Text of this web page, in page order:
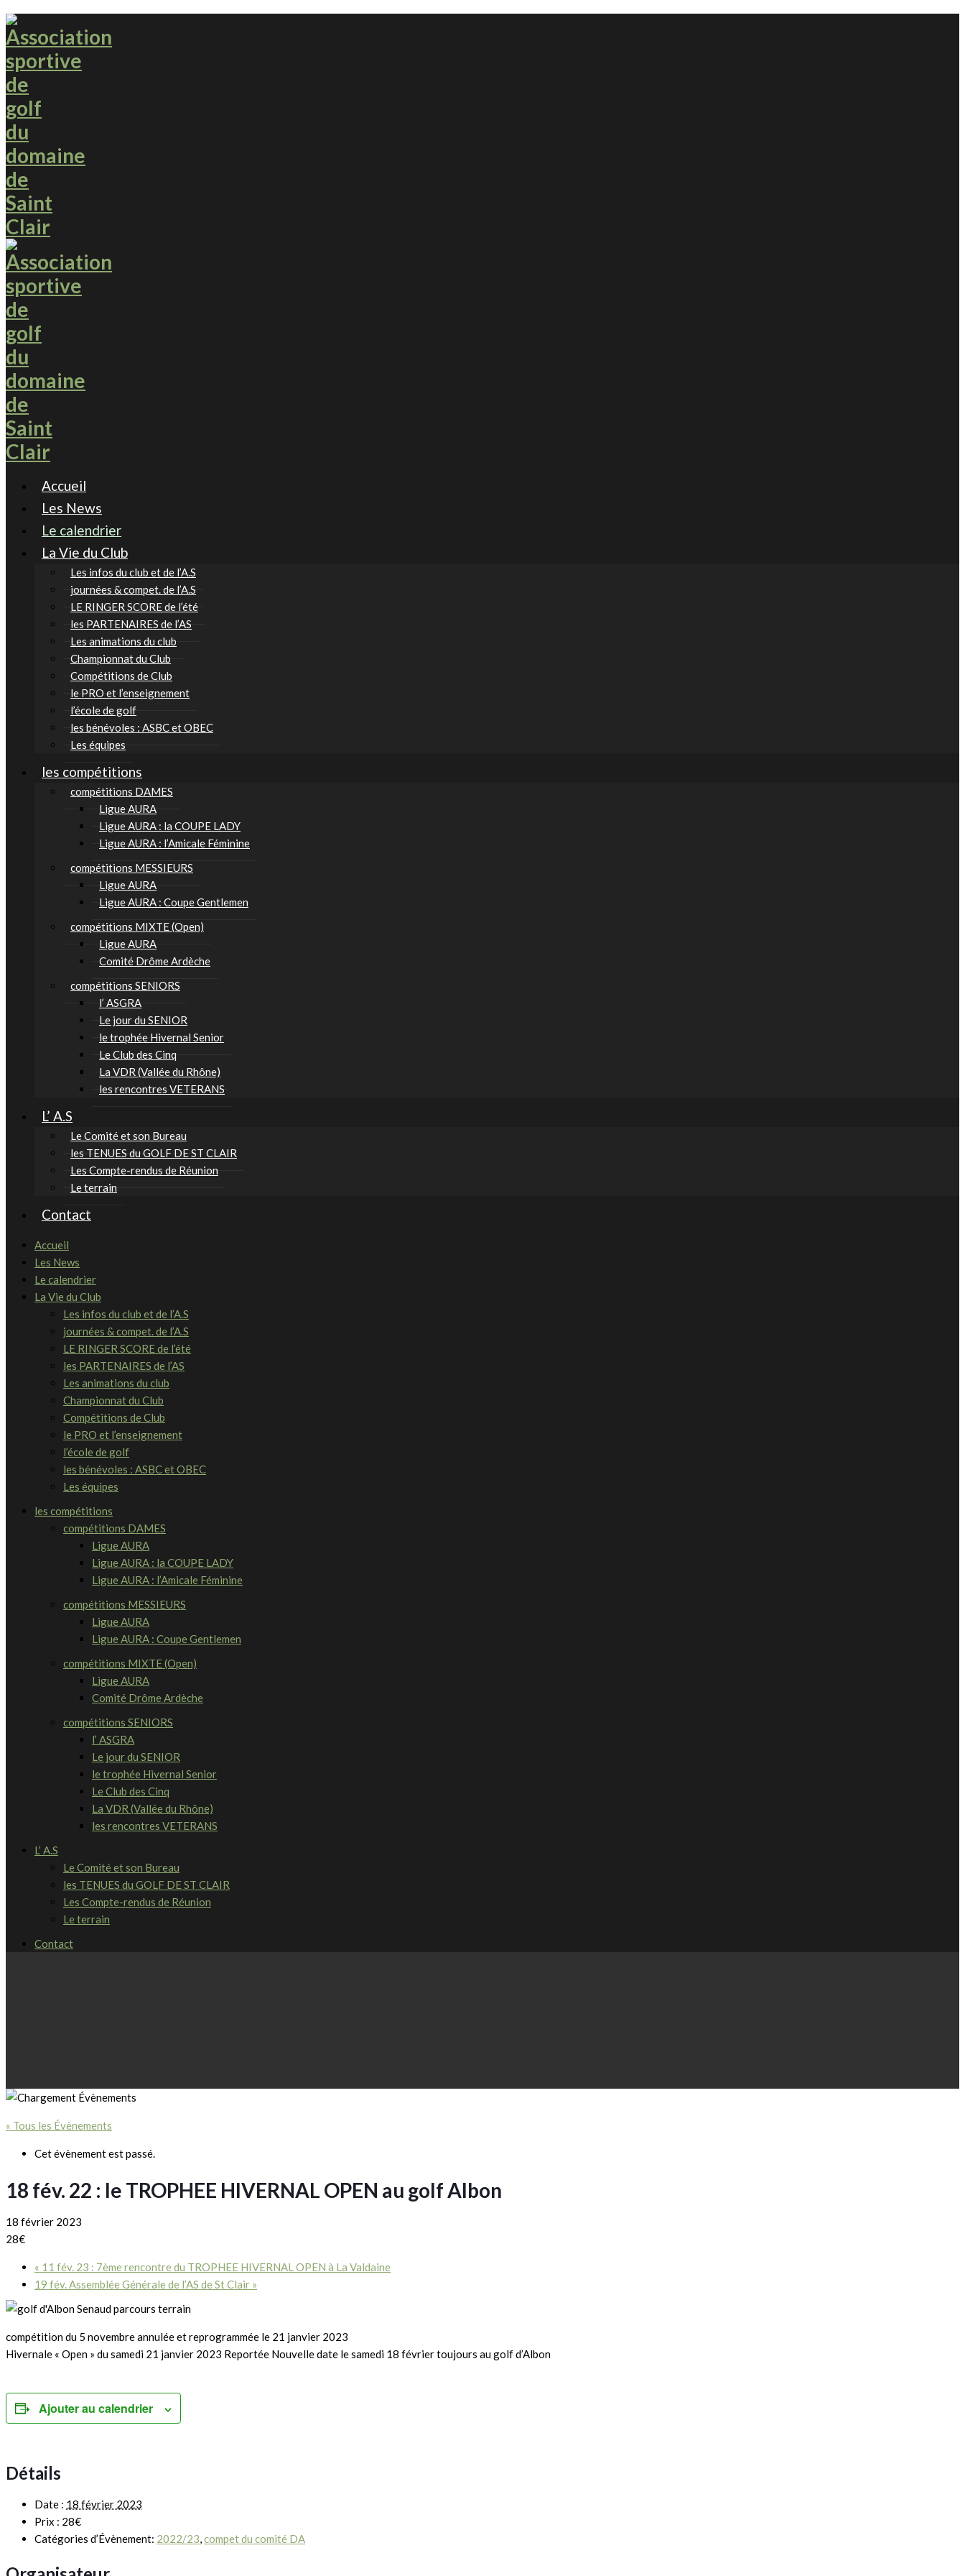
Accueil
Les News
Le calendrier
La Vie du Club
Les infos du club et de l’A.S
journées & compet. de l’A.S
LE RINGER SCORE de l’été
les PARTENAIRES de l’AS
Les animations du club
Championnat du Club
Compétitions de Club
le PRO et l’enseignement
l’école de golf
les bénévoles : ASBC et OBEC
Les équipes
les compétitions
compétitions DAMES
Ligue AURA
Ligue AURA : la COUPE LADY
Ligue AURA : l’Amicale Féminine
compétitions MESSIEURS
Ligue AURA
Ligue AURA : Coupe Gentlemen
compétitions MIXTE (Open)
Ligue AURA
Comité Drôme Ardèche
compétitions SENIORS
l’ ASGRA
Le jour du SENIOR
le trophée Hivernal Senior
Le Club des Cinq
La VDR (Vallée du Rhône)
les rencontres VETERANS
L’ A.S
Le Comité et son Bureau
les TENUES du GOLF DE ST CLAIR
Les Compte-rendus de Réunion
Le terrain
Contact
Accueil
Les News
Le calendrier
La Vie du Club
Les infos du club et de l’A.S
journées & compet. de l’A.S
LE RINGER SCORE de l’été
les PARTENAIRES de l’AS
Les animations du club
Championnat du Club
Compétitions de Club
le PRO et l’enseignement
l’école de golf
les bénévoles : ASBC et OBEC
Les équipes
les compétitions
compétitions DAMES
Ligue AURA
Ligue AURA : la COUPE LADY
Ligue AURA : l’Amicale Féminine
compétitions MESSIEURS
Ligue AURA
Ligue AURA : Coupe Gentlemen
compétitions MIXTE (Open)
Ligue AURA
Comité Drôme Ardèche
compétitions SENIORS
l’ ASGRA
Le jour du SENIOR
le trophée Hivernal Senior
Le Club des Cinq
La VDR (Vallée du Rhône)
les rencontres VETERANS
L’ A.S
Le Comité et son Bureau
les TENUES du GOLF DE ST CLAIR
Les Compte-rendus de Réunion
Le terrain
Contact
« Tous les Évènements
Cet évènement est passé.
18 fév. 22 : le TROPHEE HIVERNAL OPEN au golf Albon
18 février 2023
28€
« 11 fév. 23 : 7ème rencontre du TROPHEE HIVERNAL OPEN à La Valdaine
19 fév. Assemblée Générale de l’AS de St Clair »
compétition du 5 novembre annulée et reprogrammée le 21 janvier 2023
Hivernale « Open » du samedi 21 janvier 2023 Reportée Nouvelle date le samedi 18 février toujours au golf d’Albon
Ajouter au calendrier
Détails
Date : 18 février 2023
Prix : 28€
Catégories d’Évènement: 2022/23,compet du comité DA